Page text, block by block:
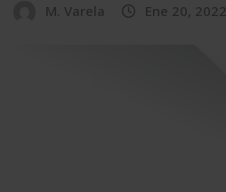
M. Varela Ene 20, 2022